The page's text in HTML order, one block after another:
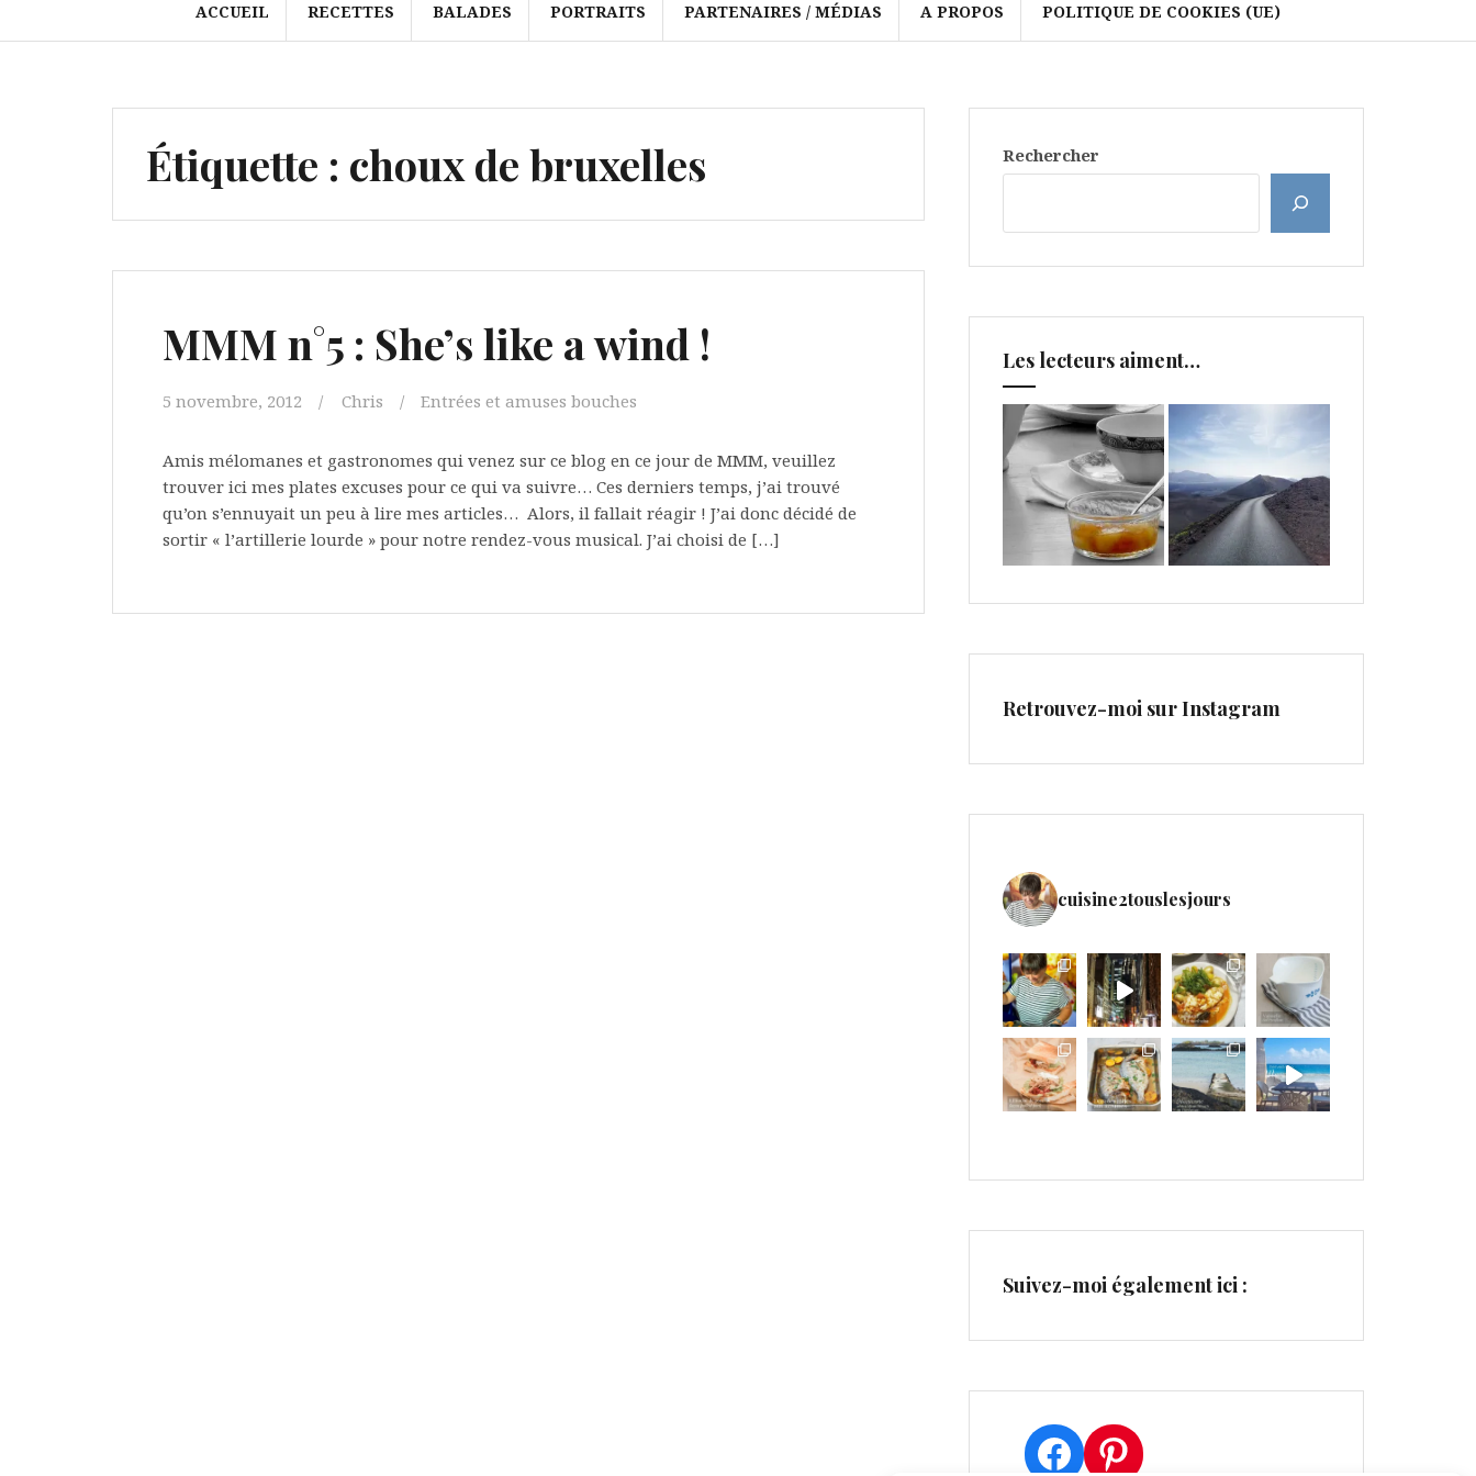
ACCUEIL RECETTES BALADES PORTRAITS PARTENAIRES / MÉDIAS A PROPOS POLITIQUE DE COOKIES (UE)
Étiquette : choux de bruxelles
MMM n°5 : She’s like a wind !
5 novembre, 2012 Chris Entrées et amuses bouches
Amis mélomanes et gastronomes qui venez sur ce blog en ce jour de MMM, veuillez
trouver ici mes plates excuses pour ce qui va suivre… Ces derniers temps, j’ai trouvé
qu’on s’ennuyait un peu à lire mes articles… Alors, il fallait réagir ! J’ai donc décidé de
sortir « l’artillerie lourde » pour notre rendez-vous musical. J’ai choisi de […]
Rechercher
Les lecteurs aiment…
Retrouvez-moi sur Instagram
cuisine2touslesjours
Suivez-moi également ici :
Facebook
Pinterest